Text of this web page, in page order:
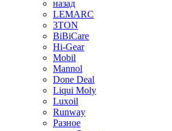
назад
LEMARC
3TON
BiBiCare
Hi-Gear
Mobil
Mannol
Done Deal
Liqui Moly
Luxoil
Runway
Разное